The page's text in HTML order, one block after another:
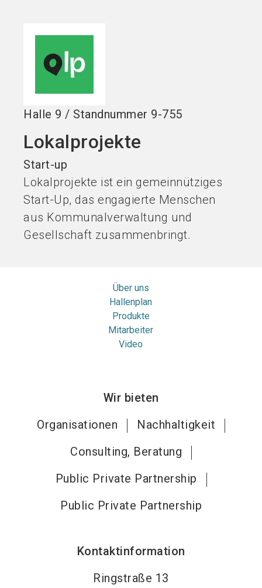
Halle 9 / Standnummer 9-755
Lokalprojekte
Start-up
Lokalprojekte ist ein gemeinnütziges
Start-Up, das engagierte Menschen
aus Kommunalverwaltung und
Gesellschaft zusammenbringt.
Über uns
Hallenplan
Produkte
Mitarbeiter
Video
Wir bieten
Organisationen
Nachhaltigkeit
Consulting, Beratung
Public Private Partnership
Public Private Partnership
Kontaktinformation
Ringstraße 13